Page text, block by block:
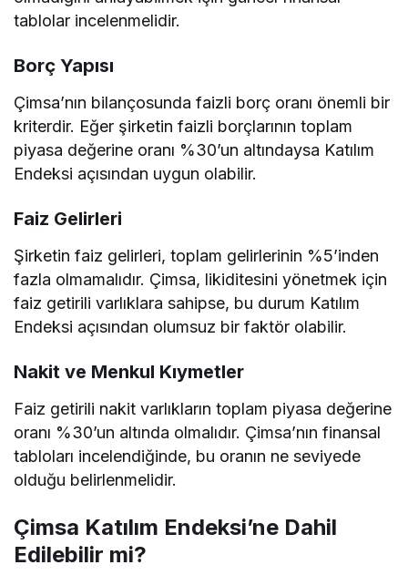
tablolar incelenmelidir.
Borç Yapısı
Çimsa’nın bilançosunda faizli borç oranı önemli bir
kriterdir. Eğer şirketin faizli borçlarının toplam
piyasa değerine oranı %30’un altındaysa Katılım
Endeksi açısından uygun olabilir.
Faiz Gelirleri
Şirketin faiz gelirleri, toplam gelirlerinin %5’inden
fazla olmamalıdır. Çimsa, likiditesini yönetmek için
faiz getirili varlıklara sahipse, bu durum Katılım
Endeksi açısından olumsuz bir faktör olabilir.
Nakit ve Menkul Kıymetler
Faiz getirili nakit varlıkların toplam piyasa değerine
oranı %30’un altında olmalıdır. Çimsa’nın finansal
tabloları incelendiğinde, bu oranın ne seviyede
olduğu belirlenmelidir.
Çimsa Katılım Endeksi’ne Dahil
Edilebilir mi?